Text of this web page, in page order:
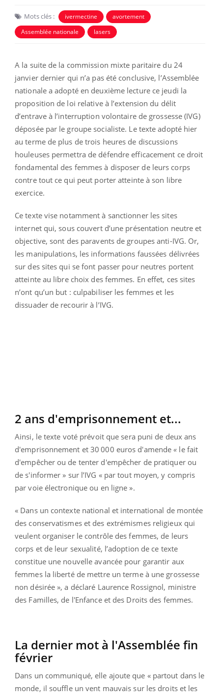
Mots clés : ivermectine
avortement
Assemblée nationale
lasers
A la suite de la commission mixte paritaire du 24
janvier dernier qui n’a pas été conclusive, l’Assemblée
nationale a adopté en deuxième lecture ce jeudi la
proposition de loi relative à l’extension du délit
d’entrave à l’interruption volontaire de grossesse (IVG)
déposée par le groupe socialiste. Le texte adopté hier
au terme de plus de trois heures de discussions
houleuses permettra de défendre efficacement ce droit
fondamental des femmes à disposer de leurs corps
contre tout ce qui peut porter atteinte à son libre
exercice.
Ce texte vise notamment à sanctionner les sites
internet qui, sous couvert d’une présentation neutre et
objective, sont des paravents de groupes anti-IVG. Or,
les manipulations, les informations faussées délivrées
sur des sites qui se font passer pour neutres portent
atteinte au libre choix des femmes. En effet, ces sites
n’ont qu’un but : culpabiliser les femmes et les
dissuader de recourir à l’IVG.
2 ans d'emprisonnement et...
Ainsi, le texte voté prévoit que sera puni de deux ans
d'emprisonnement et 30 000 euros d'amende« le fait
d'empêcher ou de tenter d'empêcher de pratiquer ou
de s'informer » sur l’IVG « par tout moyen, y compris
par voie électronique ou en ligne ».
« Dans un contexte national et international de montée
des conservatismes et des extrémismes religieux qui
veulent organiser le contrôle des femmes, de leurs
corps et de leur sexualité, l’adoption de ce texte
constitue une nouvelle avancée pour garantir aux
femmes la liberté de mettre un terme à une grossesse
non désirée », a déclaré Laurence Rossignol, ministre
des Familles, de l'Enfance et des Droits des femmes.
La dernier mot à l'Assemblée fin
février
Dans un communiqué, elle ajoute que « partout dans le
monde, il souffle un vent mauvais sur les droits et les